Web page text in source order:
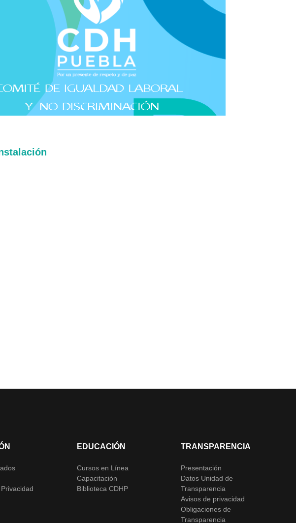
EDUCACIÓN
Cursos en Línea
Capacitación
Biblioteca CDHP
TRANSPARENCIA
Presentación
Datos Unidad de
Transparencia
Avisos de privacidad
Obligaciones de
Transparencia